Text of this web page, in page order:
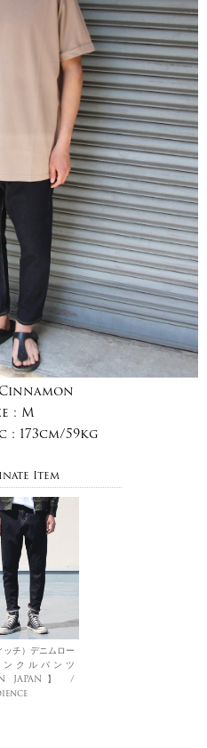
Cinnamon
: M
: 173cm/59kg
Item
チ）デニムロー
クルパンツ
JAPAN】 /